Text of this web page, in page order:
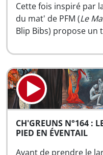
Cette fois inspiré par
du mat' de PFM (Le
Blip Bibs) propose un
CH'GREUNS N°164 :
PIED EN ÉVENTAIL
Avant de prendre le